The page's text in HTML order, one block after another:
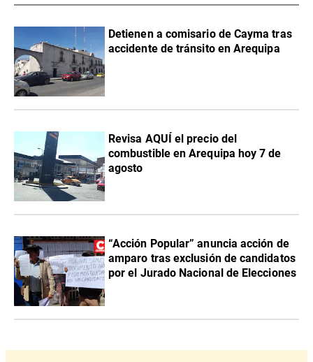
Detienen a comisario de Cayma tras
accidente de tránsito en Arequipa
Revisa AQUÍ el precio del
combustible en Arequipa hoy 7 de
agosto
“Acción Popular” anuncia acción de
amparo tras exclusión de candidatos
por el Jurado Nacional de Elecciones